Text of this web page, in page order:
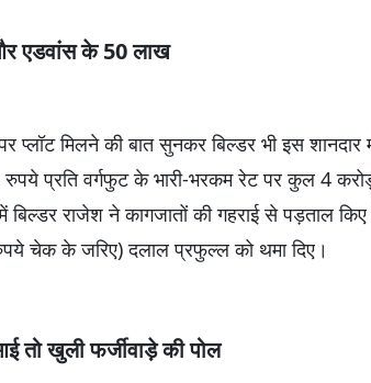
एडवांस के 50 लाख
प्लॉट मिलने की बात सुनकर बिल्डर भी इस
प्रति वर्गफुट के भारी-भरकम रेट पर कुल 4
बिल्डर राजेश ने कागजातों की गहराई से पड़ताल
चेक के जरिए) दलाल प्रफुल्ल को थमा दिए।
तो खुली फर्जीवाड़े की पोल